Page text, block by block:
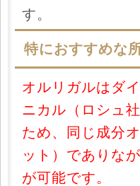
す。
特におすすめな
オルリガルはダ
ニカル（ロシュ
ため、同じ成分
ット）でありな
が可能です。